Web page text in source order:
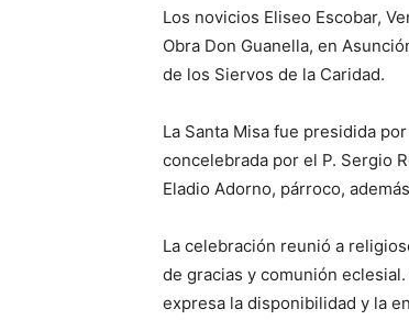
Los novicios Eliseo Escobar,
Obra Don Guanella, en
de los Siervos de la Caridad.
La Santa Misa fue presidida
concelebrada por el P. Sergio
Eladio Adorno, párroco,
La celebración reunió a
de gracias y comunión
expresa la disponibilidad y la